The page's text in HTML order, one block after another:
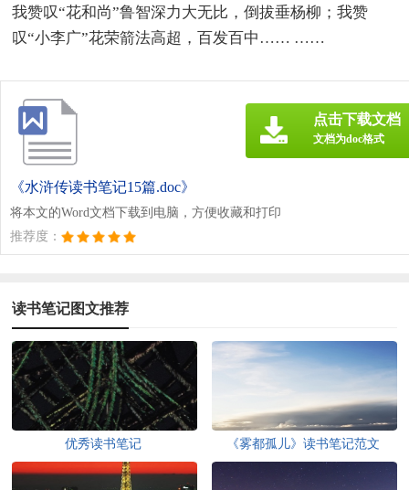
我赞叹“花和尚”鲁智深力大无比，倒拔垂杨柳；我赞
叹“小李广”花荣箭法高超，百发百中…… ……
《水浒传读书笔记15篇.doc》
将本文的Word文档下载到电脑，方便收藏和打印
推荐度：
点击下载文档
文档为doc格式
读书笔记图文推荐
优秀读书笔记 《雾都孤儿》读书笔记范文